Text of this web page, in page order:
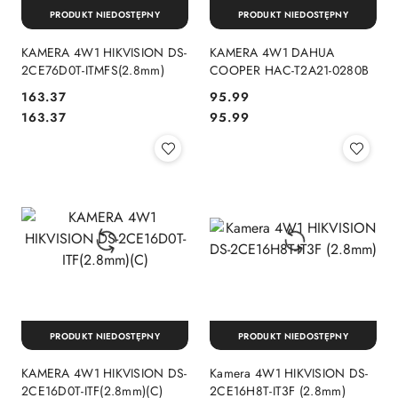
KAMERA 4W1 HIKVISION DS-
2CE76D0T-ITMFS(2.8mm)
Cena:
163.37
Cena:
163.37
PRODUKT NIEDOSTĘPNY
KAMERA 4W1 DAHUA
COOPER HAC-T2A21-0280B
Cena:
95.99
Cena:
95.99
PRODUKT NIEDOSTĘPNY
KAMERA 4W1 HIKVISION DS-
2CE16D0T-ITF(2.8mm)(C)
PRODUKT NIEDOSTĘPNY
Kamera 4W1 HIKVISION DS-
2CE16H8T-IT3F (2.8mm)
PRODUKT NIEDOSTĘPNY